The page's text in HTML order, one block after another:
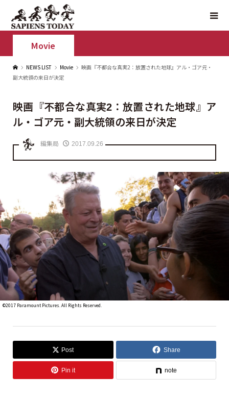
Movie
NEWS LIST Movie
映画『不都合な真実2：放置された地球』アル・ゴア元・
副大統領の来日が決定
映画『不都合な真実2：放置された地球』ア
ル・ゴア元・副大統領の来日が決定
編集局 2017.09.26
©2017 Paramount Pictures. All Rights Reserved.
Post Share
Pin it note